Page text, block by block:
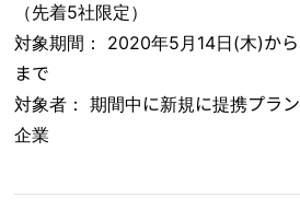
（先着5社限定）
対象期間： 2020年5月14日(木)か
まで
対象者：期間中に新規に提携プラ
企業